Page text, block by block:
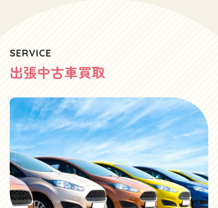
SERVICE
出張中古車買取